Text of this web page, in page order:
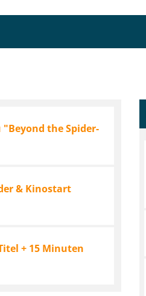
"Beyond the Spider-
& Kinostart
+ 15 Minuten